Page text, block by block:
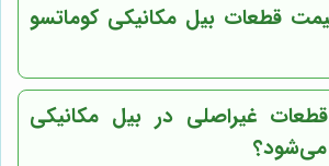
قطعات بیل مکانیکی کوماتسو
قطعات غیراصلی در بیل مکانیکی
می‌شود؟